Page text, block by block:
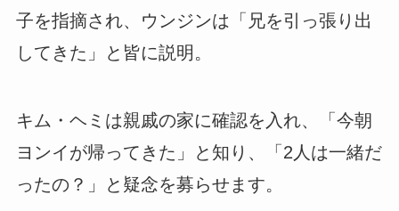
子を指摘され、ウンジンは「兄を引っ張り出
してきた」と皆に説明。
キム・ヘミは親戚の家に確認を入れ、「今朝
ヨンイが帰ってきた」と知り、「2人は一緒だ
ったの？」と疑念を募らせます。